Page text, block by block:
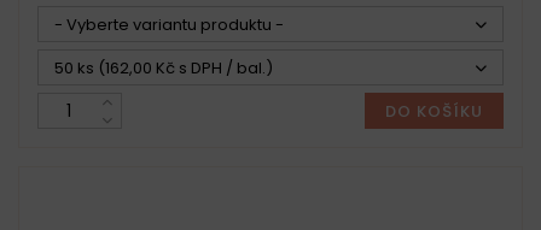
- Vyberte variantu produktu -
50 ks (162,00 Kč s DPH / bal.)
DO KOŠÍKU